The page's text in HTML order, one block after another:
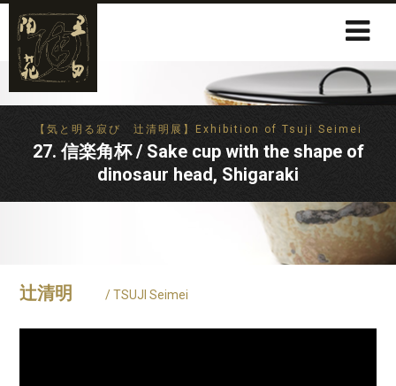
【気と明る寂び 辻清明展】Exhibition of Tsuji Seimei
27. 信楽角杯 / Sake cup with the shape of
dinosaur head, Shigaraki
辻清明 / TSUJI Seimei